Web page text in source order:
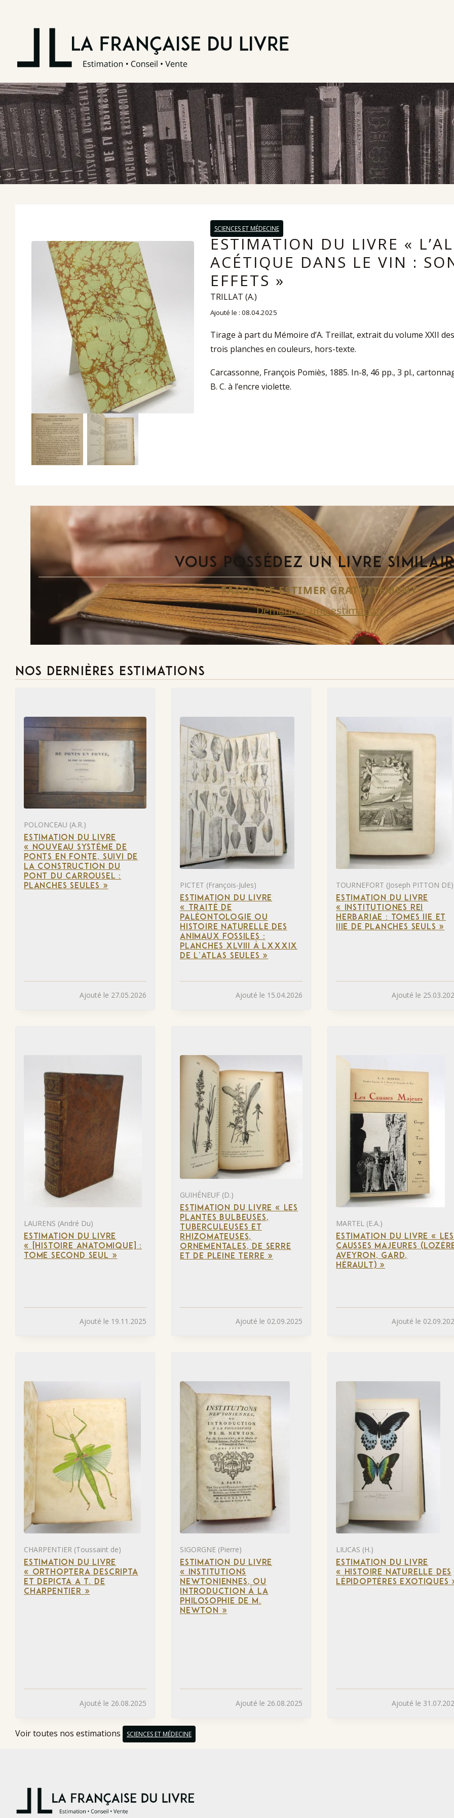
SCIENCES ET MÉDECINE
ESTIMATION DU LIVRE «
ACÉTIQUE DANS LE VIN :
EFFETS »
TRILLAT (A.)
Ajouté le : 08.04.2025
Tirage à part du Mémoire d’A. Treillat, extrait du volume XXII
trois planches en couleurs, hors-texte.
Carcassonne, François Pomiès, 1885. In-8, 46 pp., 3 pl.,
B. C. à l’encre violette.
VOUS POSSÉDEZ UN LIVRE
FAITES-LE ESTIMER GRATUITEMENT
Demander une estimation
NOS DERNIÈRES ESTIMATIONS
POLONCEAU (A.R.)
ESTIMATION DU LIVRE
« NOUVEAU SYSTÈME DE
PONTS EN FONTE, SUIVI DE
LA CONSTRUCTION DU
PONT DU CARROUSEL :
PLANCHES SEULES »
Ajouté le 27.05.2026
PICTET (François-Jules)
ESTIMATION DU LIVRE
« TRAITÉ DE
PALÉONTOLOGIE OU
HISTOIRE NATURELLE DES
ANIMAUX FOSSILES :
PLANCHES XLVIII À LXXXIX
DE L’ATLAS SEULES »
Ajouté le 15.04.2026
TOURNEFORT (Joseph PITTON DE)
ESTIMATION DU LIVRE
« INSTITUTIONES REI
HERBARIAE : TOMES IIE ET
IIIE DE PLANCHES SEULS »
Ajouté le
LAURENS (André Du)
ESTIMATION DU LIVRE
« [HISTOIRE ANATOMIQUE] :
TOME SECOND SEUL »
Ajouté le 19.11.2025
GUIHÉNEUF (D.)
ESTIMATION DU LIVRE « LES
PLANTES BULBEUSES,
TUBERCULEUSES ET
RHIZOMATEUSES,
ORNEMENTALES, DE SERRE
ET DE PLEINE TERRE »
Ajouté le 02.09.2025
MARTEL (E.A.)
ESTIMATION DU LIVRE « LES
CAUSSES MAJEURES
AVEYRON, GARD,
HÉRAULT) »
Ajouté le
CHARPENTIER (Toussaint de)
ESTIMATION DU LIVRE
« ORTHOPTERA DESCRIPTA
ET DEPICTA A T. DE
CHARPENTIER »
Ajouté le 26.08.2025
SIGORGNE (Pierre)
ESTIMATION DU LIVRE
« INSTITUTIONS
NEWTONIENNES, OU
INTRODUCTION À LA
PHILOSOPHIE DE M.
NEWTON »
Ajouté le 26.08.2025
LIUCAS (H.)
ESTIMATION DU LIVRE
« HISTOIRE NATURELLE DES
LÉPIDOPTÈRES EXOTIQUES
Ajouté le
Voir toutes nos estimations SCIENCES ET MÉDECINE